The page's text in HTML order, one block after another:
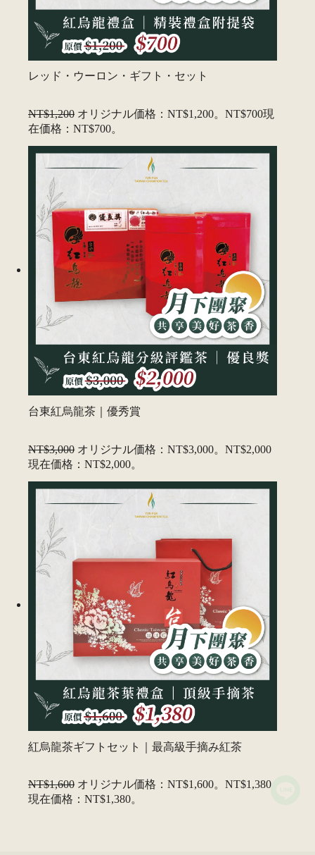
レッド・ウーロン・ギフト・セット
NT$1,200 オリジナル価格：NT$1,200。 NT$700現
在価格：NT$700。
台東紅烏龍茶｜優秀賞
NT$3,000 オリジナル価格：NT$3,000。 NT$2,000
現在価格：NT$2,000。
紅烏龍茶ギフトセット｜最高級手摘み紅茶
NT$1,600 オリジナル価格：NT$1,600。 NT$1,380
現在価格：NT$1,380。